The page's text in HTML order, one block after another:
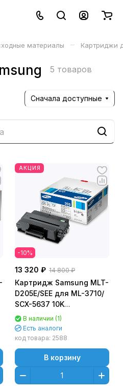
материалы – Картриджи
5 товаров
Сначала доступные
АКЦИЯ
-10%
13 320 ₽ 14 800 ₽
Картридж Samsung MLT-
D205E/SEE для ML-3710/
SCX-5637 10K
Оригинальный (Не
подходит для
4833/3310)
В наличии (1)
Есть аналоги
код товара: 2588
В корзину